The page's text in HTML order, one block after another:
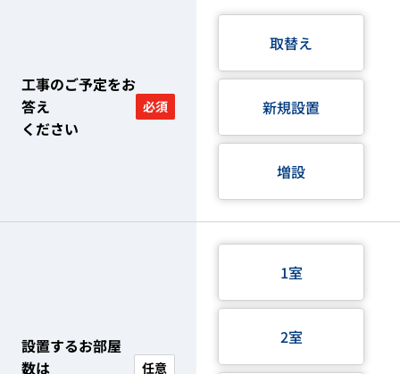
工事のご予定をお
答え
ください
必須
取替え
新規設置
増設
設置するお部屋
数は
任意
1室
2室